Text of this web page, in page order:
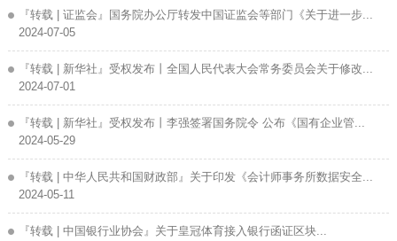
『转载 | 证监会』国务院办公厅转发中国证监会等部门《关于进一步...
2024-07-05
『转载 | 新华社』受权发布丨全国人民代表大会常务委员会关于修改...
2024-07-01
『转载 | 新华社』受权发布丨李强签署国务院令 公布《国有企业管...
2024-05-29
『转载 | 中华人民共和国财政部』关于印发《会计师事务所数据安全...
2024-05-11
『转载 | 中国银行业协会』关于皇冠体育接入银行函证区块...